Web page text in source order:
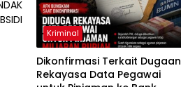
Kriminal
Dikonfirmasi Terkait Dugaan
Rekayasa Data Pegawai